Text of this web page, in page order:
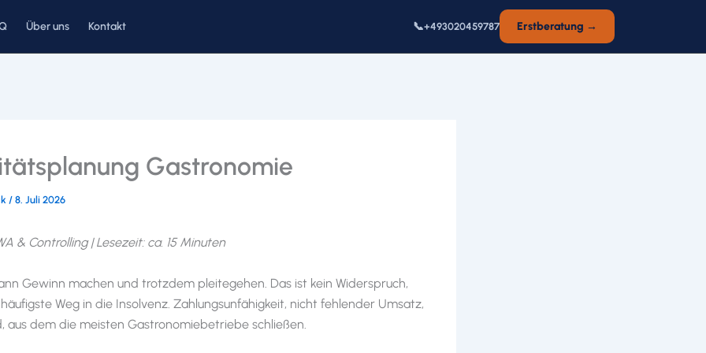
Über uns Kontakt 📞+493020459787 Erstberatung →
Gastronomie
/ 8. Juli 2026
& Controlling | Lesezeit: ca. 15 Minuten
Gewinn machen und trotzdem pleitegehen. Das ist kein Widerspruch,
Weg in die Insolvenz. Zahlungsunfähigkeit, nicht fehlender Umsatz,
aus dem die meisten Gastronomiebetriebe schließen.